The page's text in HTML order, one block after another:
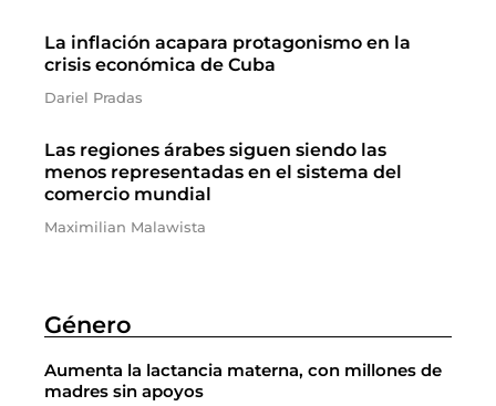
La inflación acapara protagonismo en la
crisis económica de Cuba
Dariel Pradas
Las regiones árabes siguen siendo las
menos representadas en el sistema del
comercio mundial
Maximilian Malawista
Género
Aumenta la lactancia materna, con millones de
madres sin apoyos